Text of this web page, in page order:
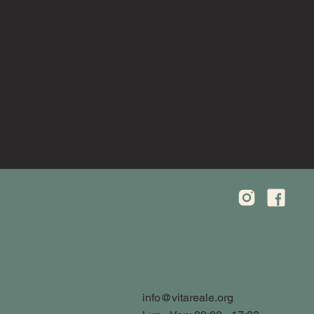
info@vitareale.org